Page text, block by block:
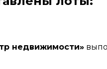
недвижимости»